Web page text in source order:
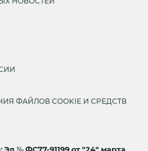
ФАЙЛОВ COOKIE И СРЕДСТВ